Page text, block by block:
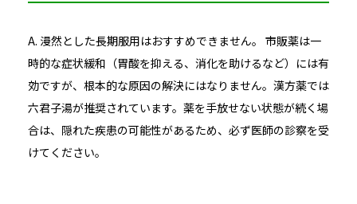
A. 漫然とした長期服用はおすすめできません。 市販薬は一
時的な症状緩和（胃酸を抑える、消化を助けるなど）には有
効ですが、根本的な原因の解決にはなりません。漢方薬では
六君子湯が推奨されています。薬を手放せない状態が続く場
合は、隠れた疾患の可能性があるため、必ず医師の診察を受
けてください。